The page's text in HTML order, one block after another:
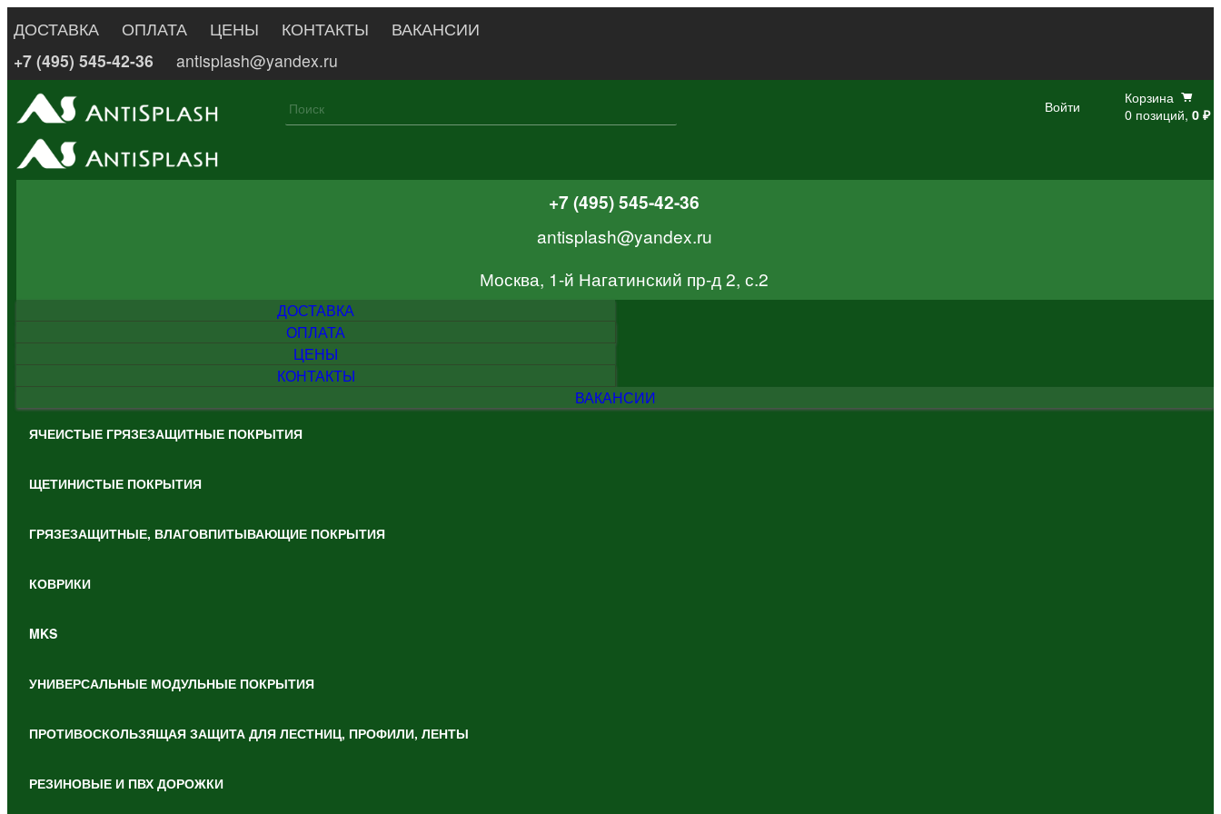
ДОСТАВКА ОПЛАТА ЦЕНЫ КОНТАКТЫ
ВАКАНСИИ
+7 (495) 545-42-36
antisplash@yandex.ru
Войти
Корзина
0 позиций, 0 ₽
+7 (495) 545-42-36
antisplash@yandex.ru
Москва, 1-й Нагатинский пр-д 2, с.2
ДОСТАВКА
ОПЛАТА
ЦЕНЫ
КОНТАКТЫ
ВАКАНСИИ
ЯЧЕИСТЫЕ ГРЯЗЕЗАЩИТНЫЕ ПОКРЫТИЯ
ЩЕТИНИСТЫЕ ПОКРЫТИЯ
ГРЯЗЕЗАЩИТНЫЕ, ВЛАГОВПИТЫВАЮЩИЕ ПОКРЫТИЯ
КОВРИКИ
MKS
УНИВЕРСАЛЬНЫЕ МОДУЛЬНЫЕ ПОКРЫТИЯ
ПРОТИВОСКОЛЬЗЯЩАЯ ЗАЩИТА ДЛЯ ЛЕСТНИЦ, ПРОФИЛИ, ЛЕНТЫ
РЕЗИНОВЫЕ И ПВХ ДОРОЖКИ